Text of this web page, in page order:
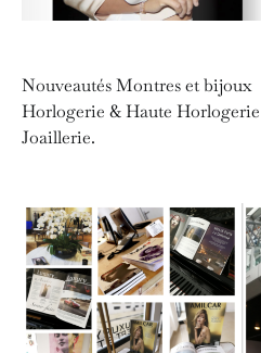
Nouveautés Montres et bijoux
Horlogerie & Haute
Joaillerie.